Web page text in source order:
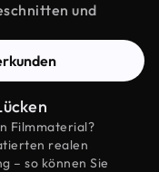
und
Filmmaterial?
realen
– so können Sie